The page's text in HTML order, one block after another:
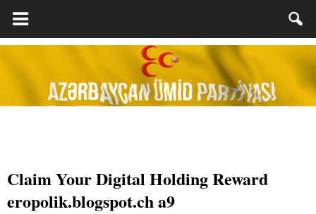
Claim Your Digital Holding Reward
eropolik.blogspot.ch a9